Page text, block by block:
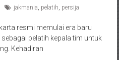
jakmania, pelatih, persija
resmi memulai era baru
pelatih kepala tim untuk
Kehadiran